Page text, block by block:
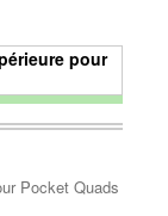
Pocket Quads